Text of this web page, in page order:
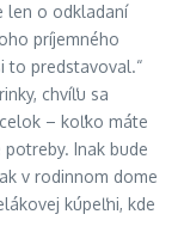
len o odkladaní
príjemného
to predstavoval.“
chvíľu sa
– koľko máte
Inak bude
v rodinnom dome
kúpeľni, kde